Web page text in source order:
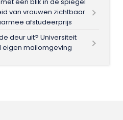
van vrouwen zichtbaar
afstudeerprijs
deur uit? Universiteit
eigen mailomgeving